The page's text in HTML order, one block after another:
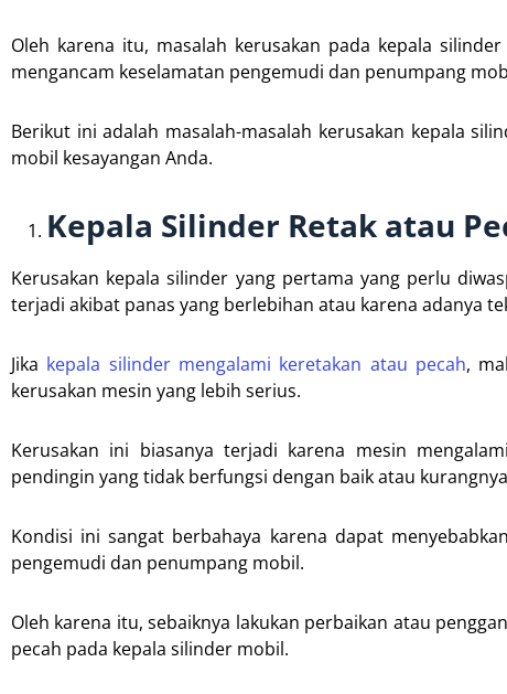
Oleh karena itu, masalah kerusakan pada kepala
mengancam keselamatan pengemudi dan penumpang
Berikut ini adalah masalah-masalah kerusakan kepala
mobil kesayangan Anda.
Kepala Silinder Retak atau
Kerusakan kepala silinder yang pertama yang perlu
terjadi akibat panas yang berlebihan atau karena adanya
Jika kepala silinder mengalami keretakan atau pecah,
kerusakan mesin yang lebih serius.
Kerusakan ini biasanya terjadi karena mesin
pendingin yang tidak berfungsi dengan baik atau
Kondisi ini sangat berbahaya karena dapat
pengemudi dan penumpang mobil.
Oleh karena itu, sebaiknya lakukan perbaikan atau
pecah pada kepala silinder mobil.